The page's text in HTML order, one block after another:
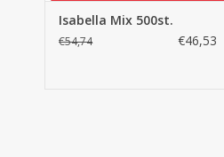
Isabella Mix 500st.
€54,74 €46,53